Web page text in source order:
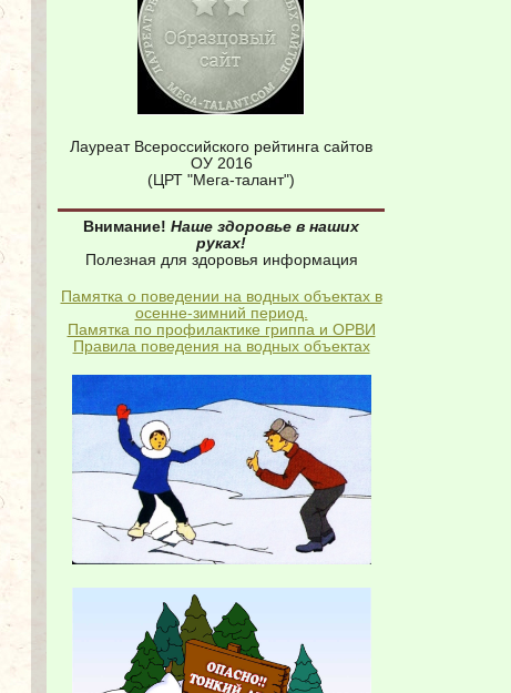
Лауреат Всероссийского рейтинга сайтов
ОУ 2016
(ЦРТ "Мега-талант")
Внимание! Наше здоровье в наших
руках!
Полезная для здоровья информация
Памятка о поведении на водных объектах в
осенне-зимний период.
Памятка по профилактике гриппа и ОРВИ
Правила поведения на водных объектах